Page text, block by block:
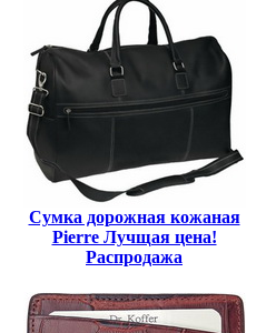
Сумка дорожная кожаная
Pierre Лучщая цена!
Распродажа